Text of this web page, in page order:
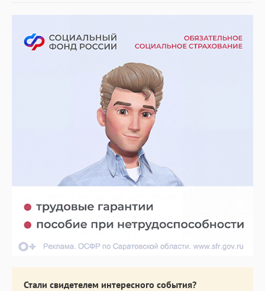
Стали свидетелем интересного события?